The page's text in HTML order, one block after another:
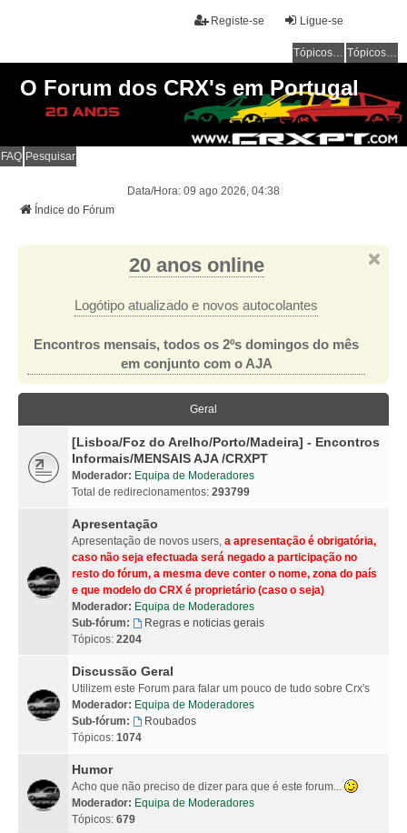
Ligue-se
Registe-se
Tópicos sem resposta Tópicos ativos
O Forum dos CRX's em Portugal
FAQ Pesquisar
Data/Hora: 09 ago 2026, 04:38
Índice do Fórum
20 anos online
Logótipo atualizado e novos autocolantes
Encontros mensais, todos os 2ºs domingos do mês
em conjunto com o AJA
Geral
[Lisboa/Foz do Arelho/Porto/Madeira] - Encontros
Informais/MENSAIS AJA /CRXPT
Moderador: Equipa de Moderadores
Total de redirecionamentos: 293799
Apresentação
Apresentação de novos users, a apresentação é obrigatória,
caso não seja efectuada será negado a participação no
resto do fórum, a mesma deve conter o nome, zona do país
e que modelo do CRX é proprietário (caso o seja)
Moderador: Equipa de Moderadores
Sub-fórum:
Regras e noticias gerais
Tópicos: 2204
Discussão Geral
Utilizem este Forum para falar um pouco de tudo sobre Crx's
Moderador: Equipa de Moderadores
Sub-fórum:
Roubados
Tópicos: 1074
Humor
Acho que não preciso de dizer para que é este forum...
Moderador: Equipa de Moderadores
Tópicos: 679